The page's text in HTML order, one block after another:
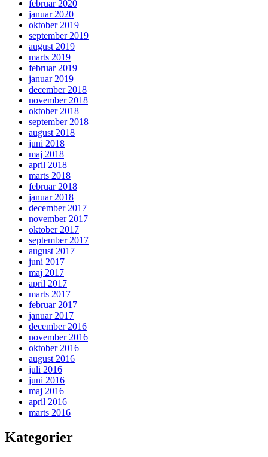
februar 2020
januar 2020
oktober 2019
september 2019
august 2019
marts 2019
februar 2019
januar 2019
december 2018
november 2018
oktober 2018
september 2018
august 2018
juni 2018
maj 2018
april 2018
marts 2018
februar 2018
januar 2018
december 2017
november 2017
oktober 2017
september 2017
august 2017
juni 2017
maj 2017
april 2017
marts 2017
februar 2017
januar 2017
december 2016
november 2016
oktober 2016
august 2016
juli 2016
juni 2016
maj 2016
april 2016
marts 2016
Kategorier